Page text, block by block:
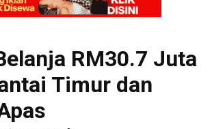
RM30.7 Juta
Timur dan